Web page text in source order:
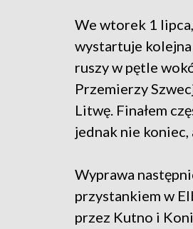
We wtorek 1
wystartuje
ruszy w pętle
Przemierzy
Litwę. Finałem
jednak nie
Wyprawa
przystankiem w
przez Kutno i